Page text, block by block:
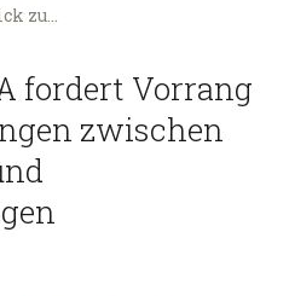
zu…
fordert Vorrang
zwischen